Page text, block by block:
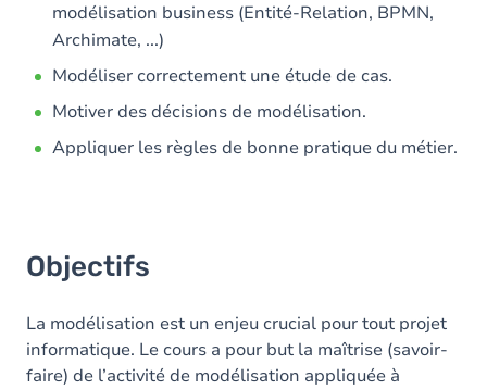
modélisation business (Entité-Relation, BPMN,
Archimate, ...)
Modéliser correctement une étude de cas.
Motiver des décisions de modélisation.
Appliquer les règles de bonne pratique du métier.
Objectifs
La modélisation est un enjeu crucial pour tout projet
informatique. Le cours a pour but la maîtrise (savoir-
faire) de l’activité de modélisation appliquée à